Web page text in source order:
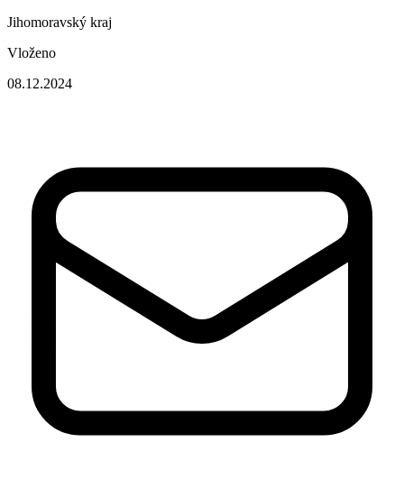
Jihomoravský kraj
Vloženo
08.12.2024